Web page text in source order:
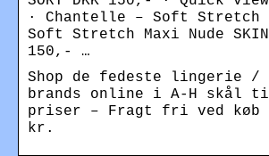
· Chantelle – Soft Stretch
Soft Stretch Maxi Nude SKIN
150,- …
Shop de fedeste lingerie /
brands online i A-H skål
priser – Fragt fri ved køb
kr.